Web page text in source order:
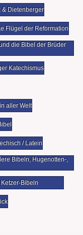
& Dietenberger
Flügel der Reformation
die Bibel der Brüder
Katechismus
aller Welt
/ Latein
Bibeln, Hugenotten-,
Ketzer-Bibeln